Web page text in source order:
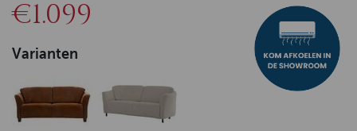
€1.099
Varianten